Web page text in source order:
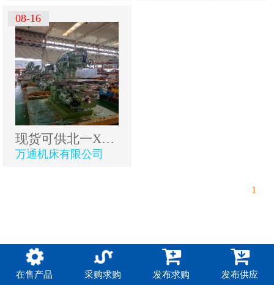
08-16
现货可供北一XA5032立铣
万通机床有限公司
1
在售产品 采购求购 发布求购 发布供应